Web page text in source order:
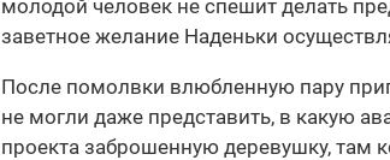
молодой человек не спешит делать
заветное желание Наденьки
После помолвки влюбленную пару
не могли даже представить, в какую
проекта заброшенную деревушку, там